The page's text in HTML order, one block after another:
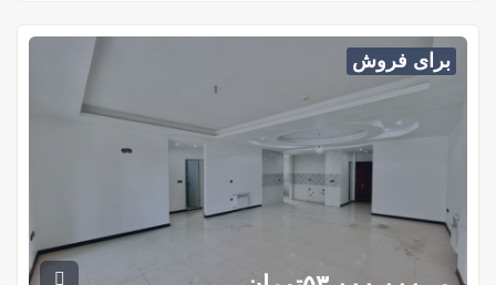
برای فروش